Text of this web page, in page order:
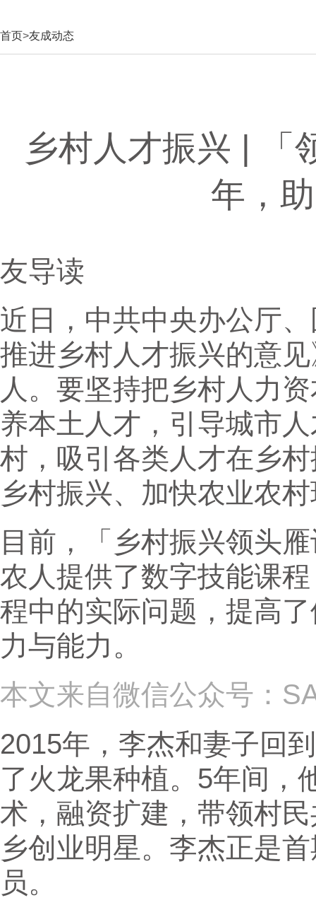
首页>友成动态
乡村人才振兴 | 「
年，
友导读
近日，中共中央办公厅
推进乡村人才振兴的意
人。要坚持把乡村人力
养本土人才，引导城市
村，吸引各类人才在乡
乡村振兴、加快农业农
目前，「乡村振兴领头
农人提供了数字技能课
程中的实际问题，提高
力与能力。
本文来自微信公众号：
2015年，李杰和妻子回
了火龙果种植。5年间，
术，融资扩建，带领村
乡创业明星。李杰正是
员。